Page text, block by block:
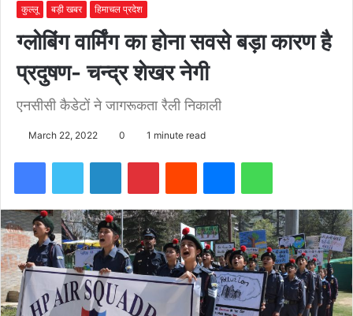
कुल्लू बड़ी खबर हिमाचल प्रदेश
ग्लोबिंग वार्मिंग का होना सवसे बड़ा कारण है
प्रदुषण- चन्द्र शेखर नेगी
एनसीसी कैडेटों ने जागरूकता रैली निकाली
March 22, 2022 0 1 minute read